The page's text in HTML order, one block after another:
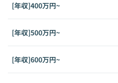
[年収]400万円~
[年収]500万円~
[年収]600万円~